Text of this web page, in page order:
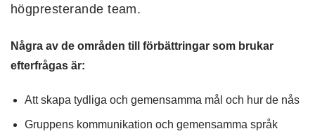
högpresterande team.
Några av de områden till förbättringar som brukar
efterfrågas är:
Att skapa tydliga och gemensamma mål och hur de nås
Gruppens kommunikation och gemensamma språk